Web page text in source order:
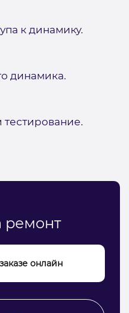
к динамику.
динамика.
ремонт
онлайн